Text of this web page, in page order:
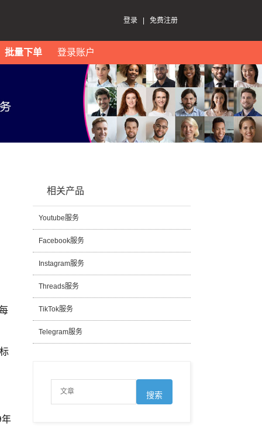
登录 免费注册
批量下单 登录账户
相关产品
Youtube服务
Facebook服务
Instagram服务
Threads服务
TikTok服务
Telegram服务